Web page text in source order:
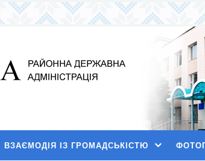
ВЗАЄМОДІЯ ІЗ ГРОМАДСЬКІСТЮ